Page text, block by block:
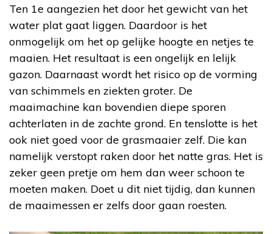
Ten 1e aangezien het door het gewicht van het
water plat gaat liggen. Daardoor is het
onmogelijk om het op gelijke hoogte en netjes te
maaien. Het resultaat is een ongelijk en lelijk
gazon. Daarnaast wordt het risico op de vorming
van schimmels en ziekten groter. De
maaimachine kan bovendien diepe sporen
achterlaten in de zachte grond. En tenslotte is het
ook niet goed voor de grasmaaier zelf. Die kan
namelijk verstopt raken door het natte gras. Het is
zeker geen pretje om hem dan weer schoon te
moeten maken. Doet u dit niet tijdig, dan kunnen
de maaimessen er zelfs door gaan roesten.